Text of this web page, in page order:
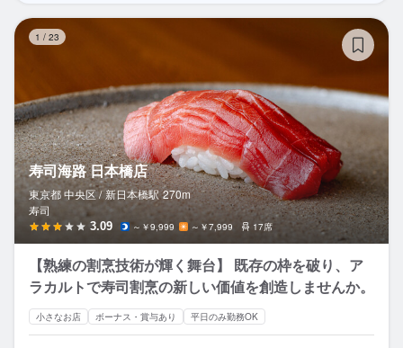
1 / 23
寿司海路 日本橋店
東京都 中央区 / 新日本橋駅 270m
寿司
3.09 ～￥9,999 ～￥7,999 17席
【熟練の割烹技術が輝く舞台】 既存の枠を破り、ア
ラカルトで寿司割烹の新しい価値を創造しませんか。
小さなお店 ボーナス・賞与あり 平日のみ勤務OK